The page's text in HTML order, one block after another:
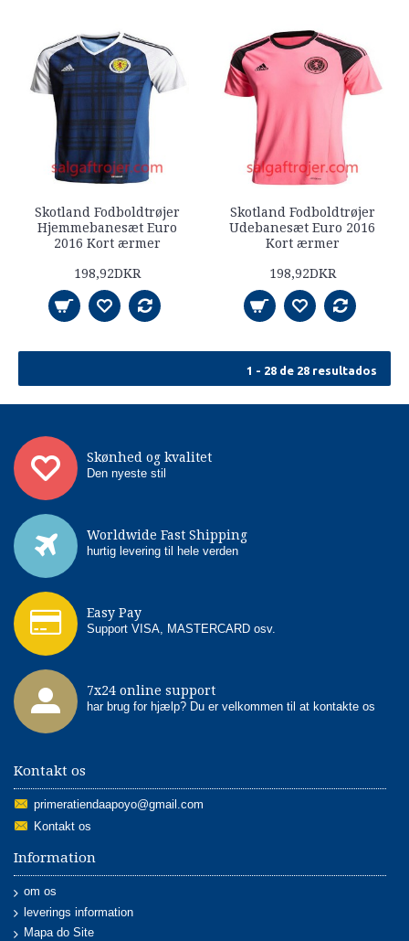
Skotland Fodboldtrøjer
Hjemmebanesæt Euro
2016 Kort ærmer
198,92DKR
Skotland Fodboldtrøjer
Udebanesæt Euro 2016
Kort ærmer
198,92DKR
1 - 28 de 28 resultados
Skønhed og kvalitet
Den nyeste stil
Worldwide Fast Shipping
hurtig levering til hele verden
Easy Pay
Support VISA, MASTERCARD osv.
7x24 online support
har brug for hjælp? Du er velkommen til at kontakte os
Kontakt os
primeratiendaapoyo@gmail.com
Kontakt os
Information
om os
leverings information
Mapa do Site